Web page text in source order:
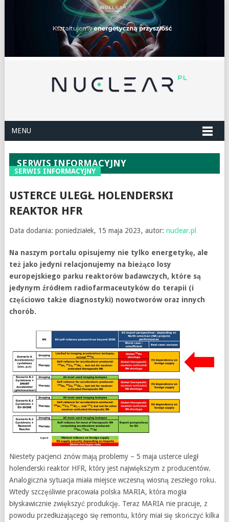
MENU
SERWIS INFORMACYJNY
USTERCE ULEGŁ HOLENDERSKI
REAKTOR HFR
Data dodania: poniedziałek, 15 maja 2023, autor: nuclear.pl
Na naszym portalu opisujemy nie tylko energetykę, ale
też jako jedyni relacjonujemy na bieżąco losy
europejskiego parku reaktorów badawczych, które są
jedynym źródłem radiofarmaceutyków do terapii (i
częściowo także diagnostyki) nowotworów oraz innych
chorób.
Niestety pacjenci znów mają problemy – 5 maja usterce uległ
holenderski reaktor HFR, który jest największym z producentów.
Analogiczna sytuacja miała miejsce wczesną wiosną zeszłego roku.
Wtedy szczęśliwie pracowała polska MARIA, która mogła
błyskawicznie zwiększyć produkcję. Teraz MARIA nie pracuje, z
powodu przedłużającego się remontu, który miał się skończyć kilka
SERWIS INFORMACYJNY